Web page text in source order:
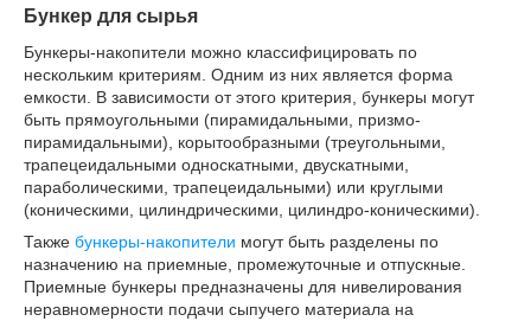
Бункер для сырья
Бункеры-накопители можно классифицировать по
нескольким критериям. Одним из них является форма
емкости. В зависимости от этого критерия, бункеры могут
быть прямоугольными (пирамидальными, призмо-
пирамидальными), корытообразными (треугольными,
трапецеидальными односкатными, двускатными,
параболическими, трапецеидальными) или круглыми
(коническими, цилиндрическими, цилиндро-коническими).
Также бункеры-накопители могут быть разделены по
назначению на приемные, промежуточные и отпускные.
Приемные бункеры предназначены для нивелирования
неравномерности подачи сыпучего материала на